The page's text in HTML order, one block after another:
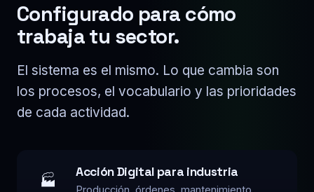
Configurado para cómo
trabaja tu sector.
El sistema es el mismo. Lo que cambia son
los procesos, el vocabulario y las prioridades
de cada actividad.
🏭
Acción Digital para industria